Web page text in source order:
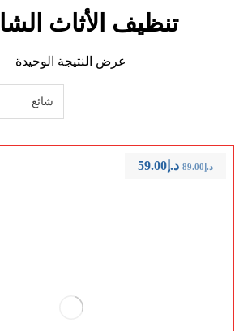
تنظيف الأثاث
عرض النتيجة الوحيدة
د.إ89.00 د.إ59.00